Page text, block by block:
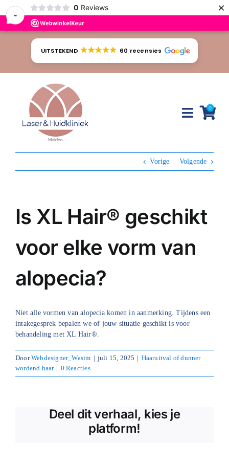
-
0 Reviews ×
UITSTEKEND 60 recensies
Toggle
Blog
Over ons
Afspraak maken
0
Vorige Volgende
Is XL Hair® geschikt
voor elke vorm van
alopecia?
Niet alle vormen van alopecia komen in aanmerking. Tijdens een
intakegesprek bepalen we of jouw situatie geschikt is voor
behandeling met XL Hair®.
DoorWebdesigner_Wasim | juli 15, 2025 | Haaruitval of dunner
wordend haar | 0 Reacties
Deel dit verhaal, kies je
platform!